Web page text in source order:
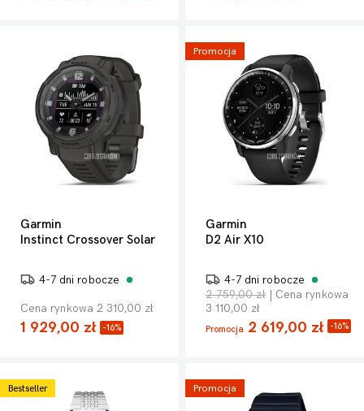
Garmin
Instinct Crossover Solar
4-7 dni robocze
Cena rynkowa 2 310,00 zł
1 929,00 zł -16%
Promocja
Garmin
D2 Air X10
4-7 dni robocze
2 759,00 zł | Cena rynkowa
3 110,00 zł
Promocja 2 619,00 zł -16%
Bestseller Promocja